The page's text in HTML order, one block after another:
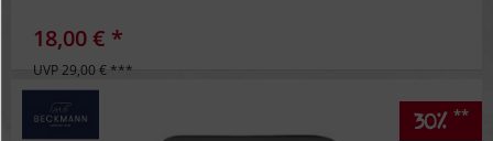
18,00 € *
UVP 29,00 € ***
30% **